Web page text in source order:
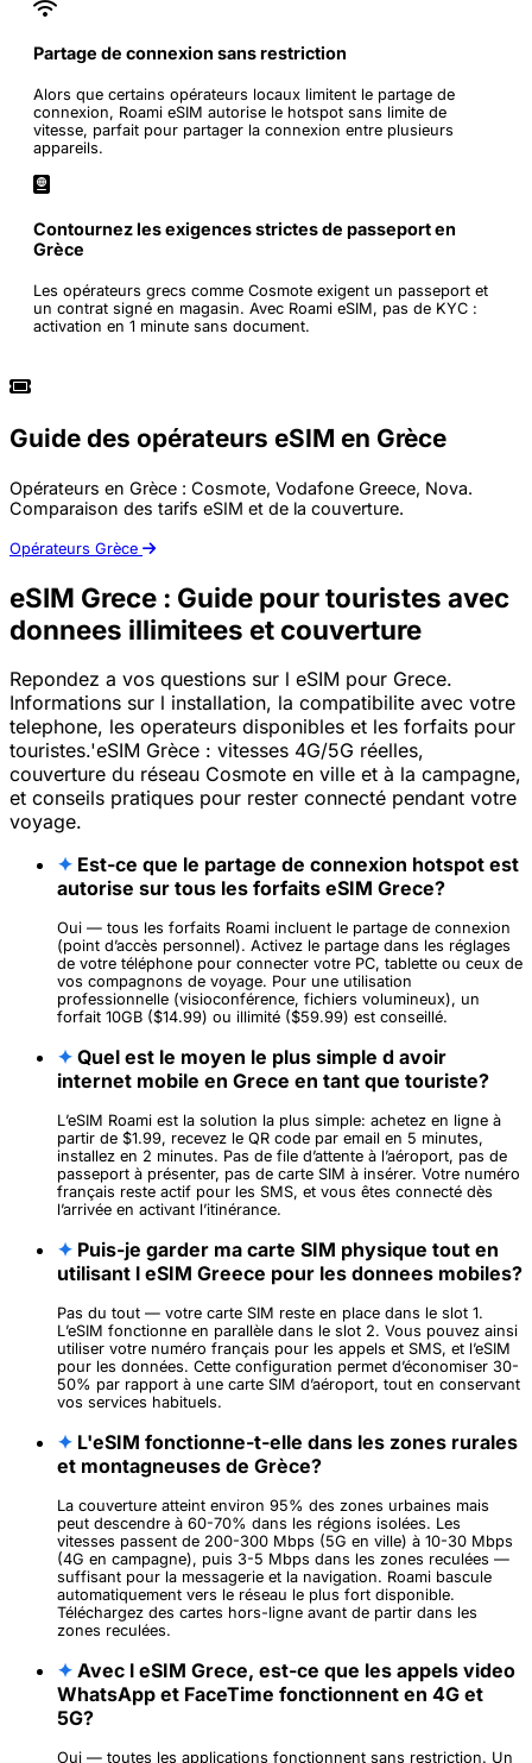
Partage de connexion sans restriction
Alors que certains opérateurs locaux limitent le partage de
connexion, Roami eSIM autorise le hotspot sans limite de
vitesse, parfait pour partager la connexion entre plusieurs
appareils.
Contournez les exigences strictes de passeport en
Grèce
Les opérateurs grecs comme Cosmote exigent un passeport et
un contrat signé en magasin. Avec Roami eSIM, pas de KYC :
activation en 1 minute sans document.
Guide des opérateurs eSIM en Grèce
Opérateurs en Grèce : Cosmote, Vodafone Greece, Nova.
Comparaison des tarifs eSIM et de la couverture.
Opérateurs Grèce
eSIM Grece : Guide pour touristes avec
donnees illimitees et couverture
Repondez a vos questions sur l eSIM pour Grece.
Informations sur l installation, la compatibilite avec votre
telephone, les operateurs disponibles et les forfaits pour
touristes.'eSIM Grèce : vitesses 4G/5G réelles,
couverture du réseau Cosmote en ville et à la campagne,
et conseils pratiques pour rester connecté pendant votre
voyage.
✦ Est-ce que le partage de connexion hotspot est
autorise sur tous les forfaits eSIM Grece?
Oui — tous les forfaits Roami incluent le partage de connexion
(point d’accès personnel). Activez le partage dans les réglages
de votre téléphone pour connecter votre PC, tablette ou ceux de
vos compagnons de voyage. Pour une utilisation
professionnelle (visioconférence, fichiers volumineux), un
forfait 10GB ($14.99) ou illimité ($59.99) est conseillé.
✦ Quel est le moyen le plus simple d avoir
internet mobile en Grece en tant que touriste?
L’eSIM Roami est la solution la plus simple: achetez en ligne à
partir de $1.99, recevez le QR code par email en 5 minutes,
installez en 2 minutes. Pas de file d’attente à l’aéroport, pas de
passeport à présenter, pas de carte SIM à insérer. Votre numéro
français reste actif pour les SMS, et vous êtes connecté dès
l’arrivée en activant l’itinérance.
✦ Puis-je garder ma carte SIM physique tout en
utilisant l eSIM Greece pour les donnees mobiles?
Pas du tout — votre carte SIM reste en place dans le slot 1.
L’eSIM fonctionne en parallèle dans le slot 2. Vous pouvez ainsi
utiliser votre numéro français pour les appels et SMS, et l’eSIM
pour les données. Cette configuration permet d’économiser 30-
50% par rapport à une carte SIM d’aéroport, tout en conservant
vos services habituels.
✦ L'eSIM fonctionne-t-elle dans les zones rurales
et montagneuses de Grèce?
La couverture atteint environ 95% des zones urbaines mais
peut descendre à 60-70% dans les régions isolées. Les
vitesses passent de 200-300 Mbps (5G en ville) à 10-30 Mbps
(4G en campagne), puis 3-5 Mbps dans les zones reculées —
suffisant pour la messagerie et la navigation. Roami bascule
automatiquement vers le réseau le plus fort disponible.
Téléchargez des cartes hors-ligne avant de partir dans les
zones reculées.
✦ Avec l eSIM Grece, est-ce que les appels video
WhatsApp et FaceTime fonctionnent en 4G et
5G?
Oui — toutes les applications fonctionnent sans restriction. Un